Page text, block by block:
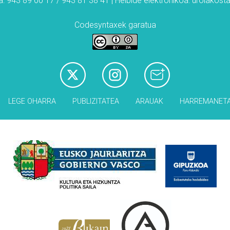
Codesyntaxek garatua
LEGE OHARRA PUBLIZITATEA ARAUAK